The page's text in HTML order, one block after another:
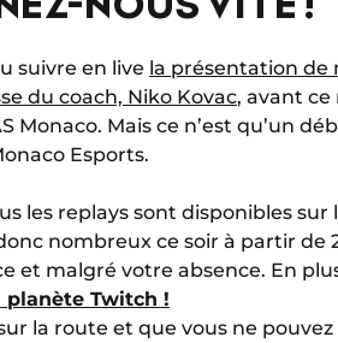
suivre en live la présentation de
du coach, Niko Kovac, avant
Monaco. Mais ce n’est qu’un
Esports.
les replays sont disponibles
nombreux ce soir à partir de
et malgré votre absence. En
planète Twitch !
la route et que vous ne